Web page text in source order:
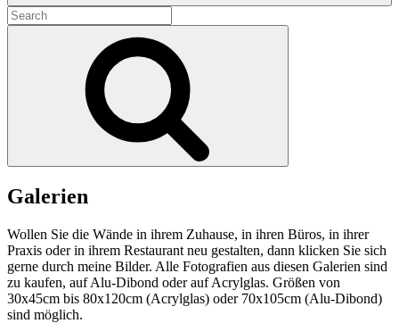
Search
for:
Galerien
Wollen Sie die Wände in ihrem Zuhause, in ihren Büros, in ihrer
Praxis oder in ihrem Restaurant neu gestalten, dann klicken Sie sich
gerne durch meine Bilder. Alle Fotografien aus diesen Galerien sind
zu kaufen, auf Alu-Dibond oder auf Acrylglas. Größen von
30x45cm bis 80x120cm (Acrylglas) oder 70x105cm (Alu-Dibond)
sind möglich.